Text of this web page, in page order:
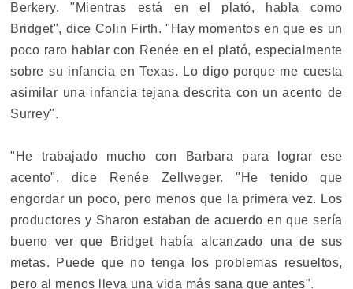
Berkery. "Mientras está en el plató, habla como
Bridget", dice Colin Firth. "Hay momentos en que es un
poco raro hablar con Renée en el plató, especialmente
sobre su infancia en Texas. Lo digo porque me cuesta
asimilar una infancia tejana descrita con un acento de
Surrey".
"He trabajado mucho con Barbara para lograr ese
acento", dice Renée Zellweger. "He tenido que
engordar un poco, pero menos que la primera vez. Los
productores y Sharon estaban de acuerdo en que sería
bueno ver que Bridget había alcanzado una de sus
metas. Puede que no tenga los problemas resueltos,
pero al menos lleva una vida más sana que antes".